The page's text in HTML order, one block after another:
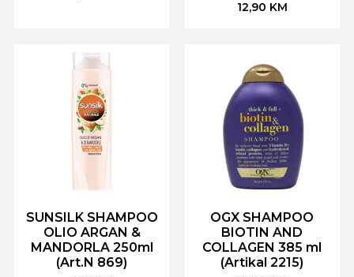
12,90 KM
SUNSILK SHAMPOO
OLIO ARGAN &
MANDORLA 250ml
(Art.N 869)
OGX SHAMPOO
BIOTIN AND
COLLAGEN 385 ml
(Artikal 2215)